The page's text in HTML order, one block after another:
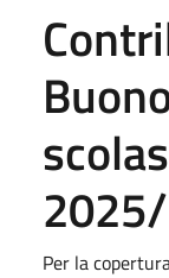
Per la